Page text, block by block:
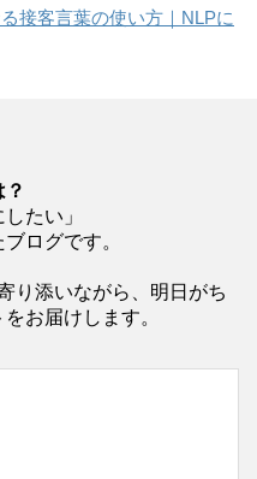
接客言葉の使い方｜NLPに
たい」
ログです。
り添いながら、明日がち
お届けします。